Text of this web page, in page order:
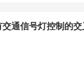
通信号灯控制的